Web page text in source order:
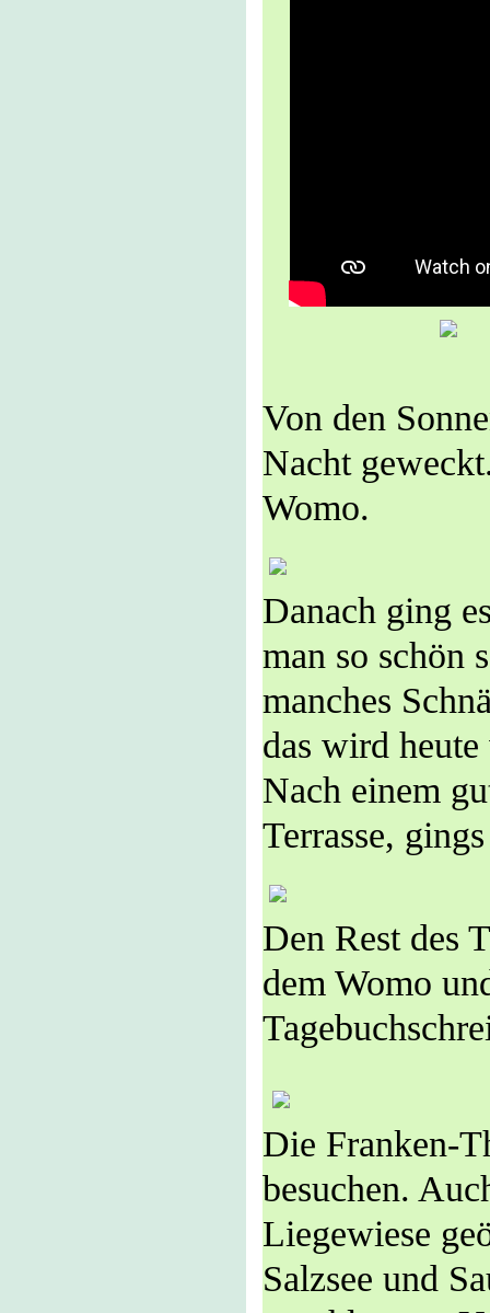
Von den
Nacht
Womo.
Danach ging
man so schön
manches
das wird
Nach einem
Terrasse,
Den Rest des
dem Womo
Die Franken-
besuchen.
Liegewiese
Salzsee und